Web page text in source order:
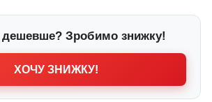
Зробимо знижку!
ХОЧУ ЗНИЖКУ!